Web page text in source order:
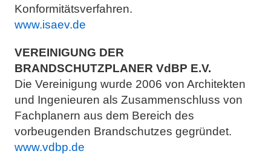
Konformitätsverfahren.
www.isaev.de
VEREINIGUNG DER
BRANDSCHUTZPLANER VdBP E.V.
Die Vereinigung wurde 2006 von Architekten
und Ingenieuren als Zusammenschluss von
Fachplanern aus dem Bereich des
vorbeugenden Brandschutzes gegründet.
www.vdbp.de